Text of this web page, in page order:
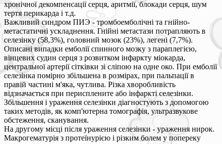
хронічної декомпенсації серця, аритмії, блокади серця, шум
тертя перикарда і т.д.
Важливий синдром ПИЭ - тромбоемболічні та гнійно-
метастатичні ускладнення. Гнійні метастази потрапляють в
селезінку (58,3%), головний мозок (23%), легені (7,7%).
Описані випадки емболії спинного мозку з параплегією,
вінцевих судин серця з розвитком інфаркту міокарда,
центральної артерії сітківки зі сліпою на одне око. При емболії
селезінка помірно збільшена в розмірах, при пальпації в
правій частині м'яка, чутлива. Різка хворобливість
відзначається при перисплените або інфаркті селезінки.
Збільшення і ураження селезінки діагностують з допомогою
таких методів, як комп'ютерна томографія, ультразвукове
обстеження, сканування.
На другому місці після ураження селезінки - ураження нирок.
Макрогематурія з протеїнурією і різким болем у попереку